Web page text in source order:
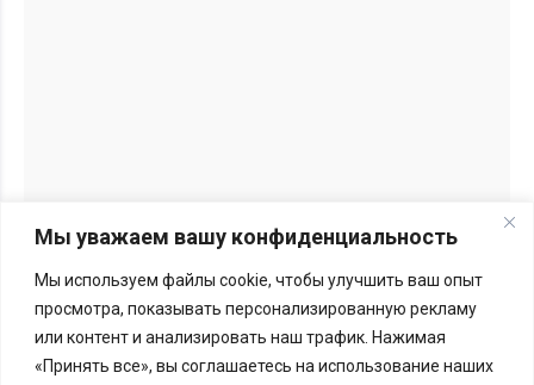
Мы уважаем вашу конфиденциальность
Мы используем файлы cookie, чтобы улучшить ваш опыт
просмотра, показывать персонализированную рекламу
или контент и анализировать наш трафик. Нажимая
«Принять все», вы соглашаетесь на использование наших
Перепечатка материалов BGmedia.site возможна только с
письменного разрешения редакции.
Подробности здесь
Меморандум